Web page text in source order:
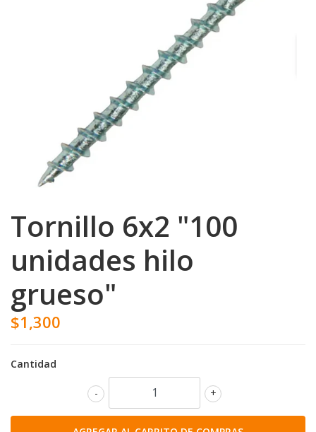
Tornillo 6x2 "100
unidades hilo
grueso"
$1,300
Cantidad
+
-